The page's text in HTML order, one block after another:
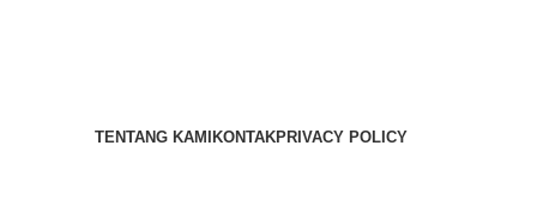
TENTANG KAMI KONTAKPRIVACY POLICY